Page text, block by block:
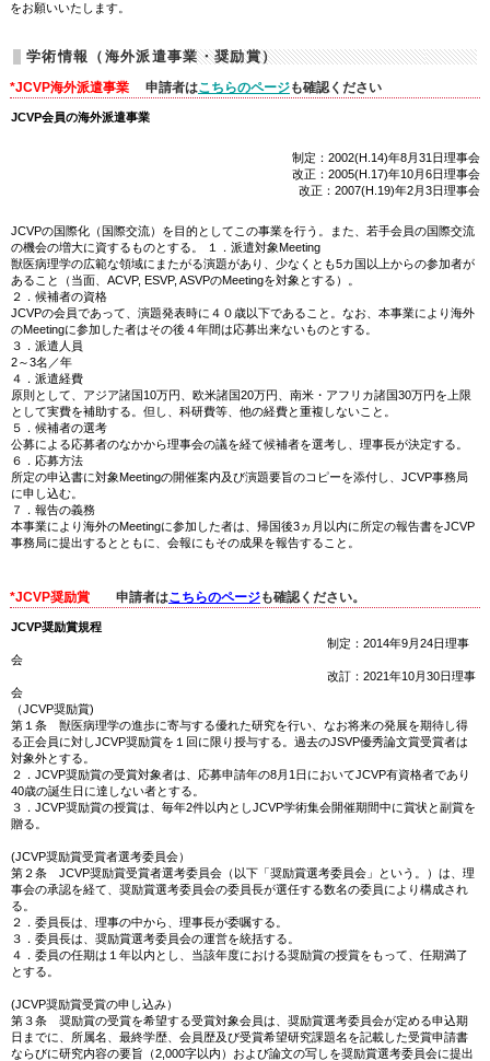
をお願いいたします。
学術情報（海外派遣事業・奨励賞）
*JCVP海外派遣事業申請者はこちらのページも確認ください
JCVP会員の海外派遣事業
制定：2002(H.14)年8月31日理事会
改正：2005(H.17)年10月6日理事会
改正：2007(H.19)年2月3日理事会
JCVPの国際化（国際交流）を目的としてこの事業を行う。また、若手会員の国際交流
の機会の増大に資するものとする。 １．派遣対象Meeting
獣医病理学の広範な領域にまたがる演題があり、少なくとも5カ国以上からの参加者が
あること（当面、ACVP, ESVP, ASVPのMeetingを対象とする）。
２．候補者の資格
JCVPの会員であって、演題発表時に４０歳以下であること。なお、本事業により海外
のMeetingに参加した者はその後４年間は応募出来ないものとする。
３．派遣人員
2～3名／年
４．派遣経費
原則として、アジア諸国10万円、欧米諸国20万円、南米・アフリカ諸国30万円を上限
として実費を補助する。但し、科研費等、他の経費と重複しないこと。
５．候補者の選考
公募による応募者のなかから理事会の議を経て候補者を選考し、理事長が決定する。
６．応募方法
所定の申込書に対象Meetingの開催案内及び演題要旨のコピーを添付し、JCVP事務局
に申し込む。
７．報告の義務
本事業により海外のMeetingに参加した者は、帰国後3ヵ月以内に所定の報告書をJCVP
事務局に提出するとともに、会報にもその成果を報告すること。
*JCVP奨励賞申請者はこちらのページも確認ください。
JCVP奨励賞規程
制定：2014年9月24日理事
会
改訂：2021年10月30日理事
会
（JCVP奨励賞)
第１条 獣医病理学の進歩に寄与する優れた研究を行い、なお将来の発展を期待し得
る正会員に対しJCVP奨励賞を１回に限り授与する。過去のJSVP優秀論文賞受賞者は
対象外とする。
２．JCVP奨励賞の受賞対象者は、応募申請年の8月1日においてJCVP有資格者であり
40歳の誕生日に達しない者とする。
３．JCVP奨励賞の授賞は、毎年2件以内としJCVP学術集会開催期間中に賞状と副賞を
贈る。
(JCVP奨励賞受賞者選考委員会）
第２条 JCVP奨励賞受賞者選考委員会（以下「奨励賞選考委員会」という。）は、理
事会の承認を経て、奨励賞選考委員会の委員長が選任する数名の委員により構成され
る。
２．委員長は、理事の中から、理事長が委嘱する。
３．委員長は、奨励賞選考委員会の運営を統括する。
４．委員の任期は１年以内とし、当該年度における奨励賞の授賞をもって、任期満了
とする。
(JCVP奨励賞受賞の申し込み）
第３条 奨励賞の受賞を希望する受賞対象会員は、奨励賞選考委員会が定める申込期
日までに、所属名、最終学歴、会員歴及び受賞希望研究課題名を記載した受賞申請書
ならびに研究内容の要旨（2,000字以内）および論文の写しを奨励賞選考委員会に提出